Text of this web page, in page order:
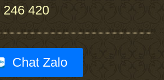
246 420
Chat Zalo